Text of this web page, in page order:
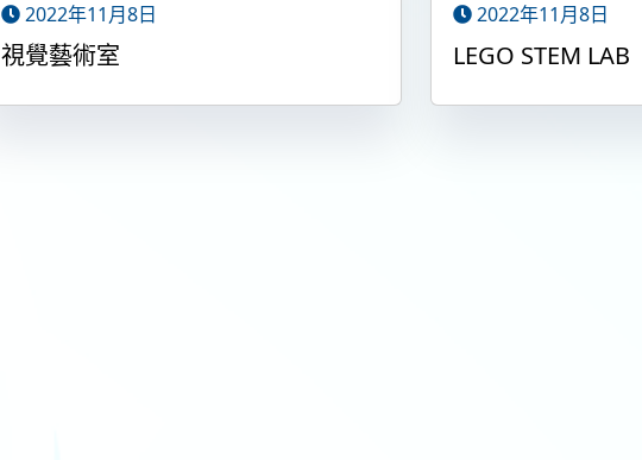
2022年11月8日
視覺藝術室
2022年11月8日
LEGO STEM LAB